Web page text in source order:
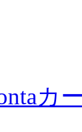
カ